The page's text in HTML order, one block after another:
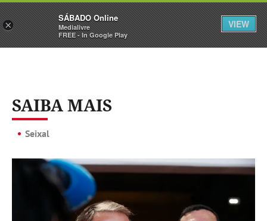
Sábado Assine Iniciar Sessão
SAIBA MAIS
Seixal
×
SÁBADO Online
Medialivre
FREE - In Google Play
VIEW